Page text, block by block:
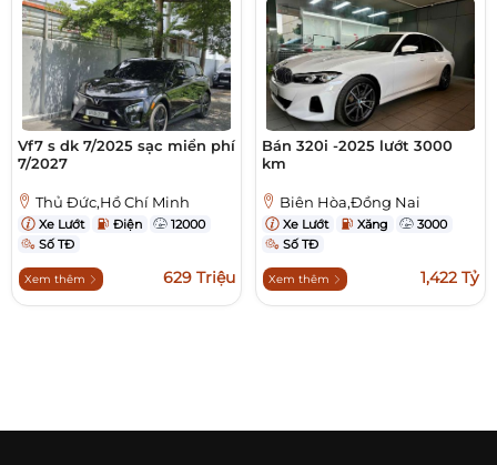
Vf7 s dk 7/2025 sạc miển phí
7/2027
Thủ Đức,Hồ Chí Minh
Xe Lướt Điện
12000
Số TĐ
Xem thêm 629 Triệu
Bán 320i -2025 lướt 3000
km
Biên Hòa,Đồng Nai
Xe Lướt Xăng
3000
Số TĐ
Xem thêm 1,422 Tỷ